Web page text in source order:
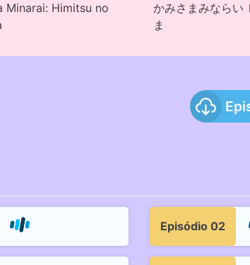
Minarai: Himitsu no
かみさまみならい
ま
Episódio 02